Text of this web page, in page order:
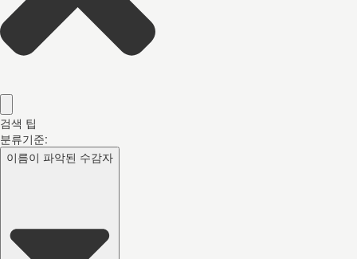
검색 팁
분류기준:
이름이 파악된 수감자